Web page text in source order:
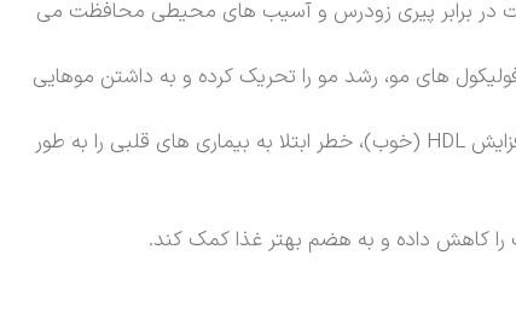
در برابر پیری زودرس و آسیب های محیطی محافظت می
های مو، رشد مو را تحریک کرده و به داشتن موهایی
روغن جوانه گندم با تعادل کلسترول خون، به سلامت قلب و عروق یاری می رساند. این روغن با کاهش کلسترول LDL (بد) و افزایش HDL (خوب)، خطر ابتلا به بیماری های قلبی را به طور
را کاهش داده و به هضم بهتر غذا کمک کند.